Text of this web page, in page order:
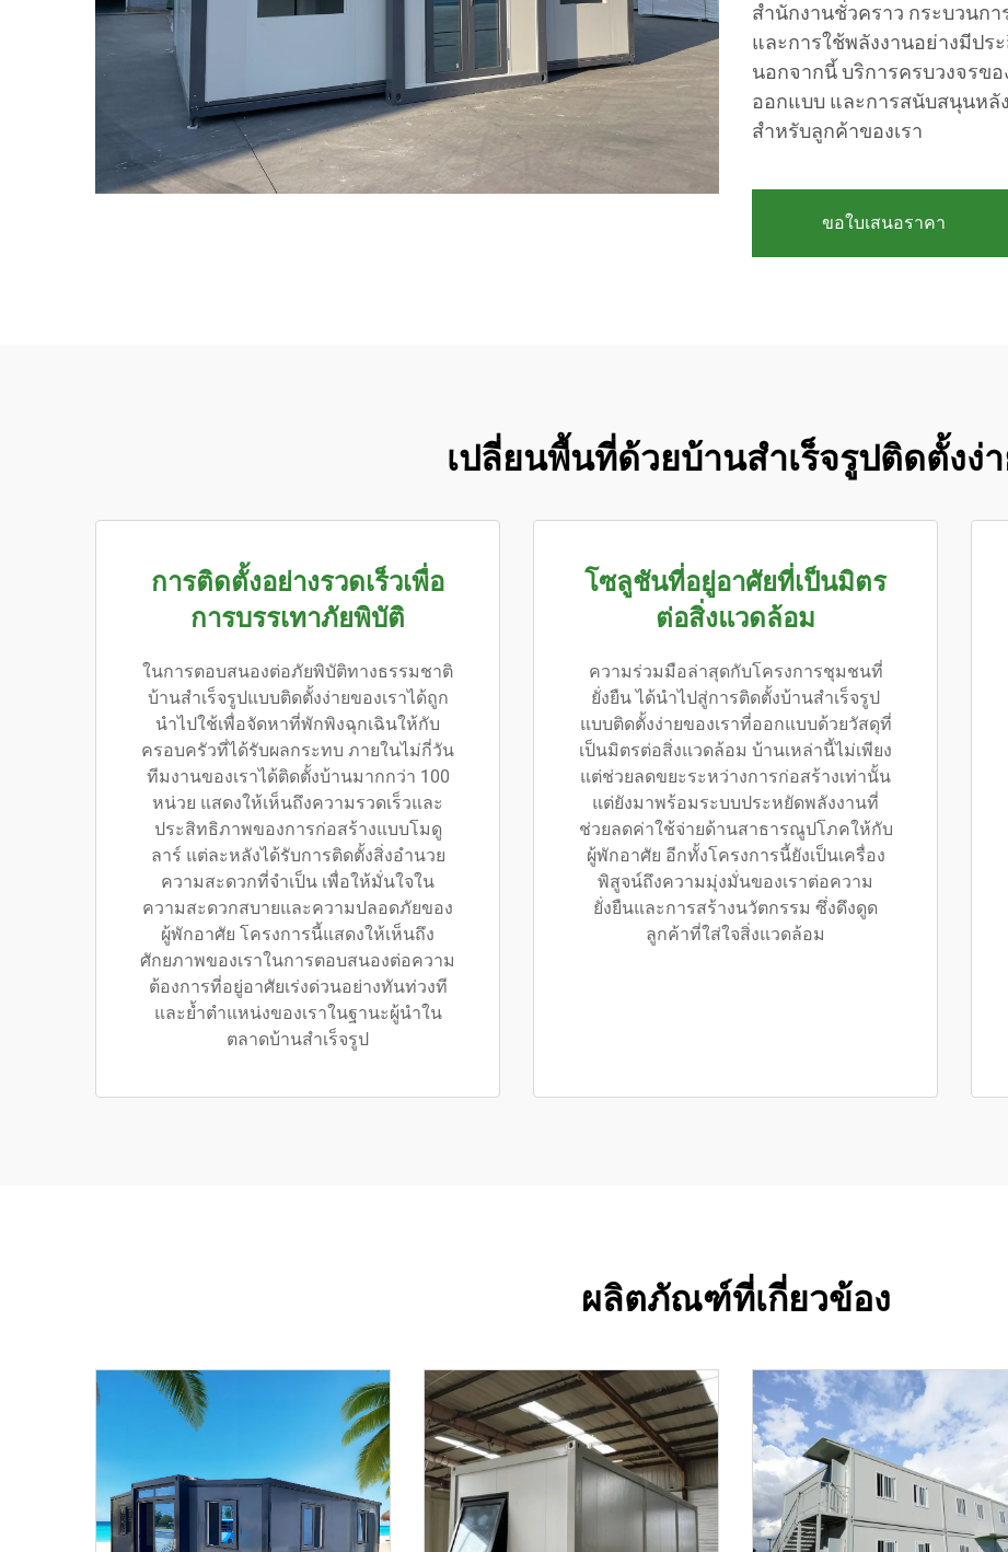
สำนักงานชั่วคราว กระบวนก
และการใช้พลังงานอย่างมีปร
นอกจากนี้ บริการครบวงจรข
ออกแบบ และการสนับสนุนหลั
สำหรับลูกค้าของเรา
ขอใบเสนอราคา
เปลี่ยนพื้นที่ด้วยบ้านสำเร็จรูปติดตั้งง่
การติดตั้งอย่างรวดเร็วเพื่อ
การบรรเทาภัยพิบัติ
ในการตอบสนองต่อภัยพิบัติทางธรรมชาติ
บ้านสำเร็จรูปแบบติดตั้งง่ายของเราได้ถูก
นำไปใช้เพื่อจัดหาที่พักพิงฉุกเฉินให้กับ
ครอบครัวที่ได้รับผลกระทบ ภายในไม่กี่วัน
ทีมงานของเราได้ติดตั้งบ้านมากกว่า 100
หน่วย แสดงให้เห็นถึงความรวดเร็วและ
ประสิทธิภาพของการก่อสร้างแบบโมดู
ลาร์ แต่ละหลังได้รับการติดตั้งสิ่งอำนวย
ความสะดวกที่จำเป็น เพื่อให้มั่นใจใน
ความสะดวกสบายและความปลอดภัยของ
ผู้พักอาศัย โครงการนี้แสดงให้เห็นถึง
ศักยภาพของเราในการตอบสนองต่อความ
ต้องการที่อยู่อาศัยเร่งด่วนอย่างทันท่วงที
และย้ำตำแหน่งของเราในฐานะผู้นำใน
ตลาดบ้านสำเร็จรูป
โซลูชันที่อยู่อาศัยที่เป็นมิตร
ต่อสิ่งแวดล้อม
ความร่วมมือล่าสุดกับโครงการชุมชนที่
ยั่งยืน ได้นำไปสู่การติดตั้งบ้านสำเร็จรูป
แบบติดตั้งง่ายของเราที่ออกแบบด้วยวัสดุที่
เป็นมิตรต่อสิ่งแวดล้อม บ้านเหล่านี้ไม่เพียง
แต่ช่วยลดขยะระหว่างการก่อสร้างเท่านั้น
แต่ยังมาพร้อมระบบประหยัดพลังงานที่
ช่วยลดค่าใช้จ่ายด้านสาธารณูปโภคให้กับ
ผู้พักอาศัย อีกทั้งโครงการนี้ยังเป็นเครื่อง
พิสูจน์ถึงความมุ่งมั่นของเราต่อความ
ยั่งยืนและการสร้างนวัตกรรม ซึ่งดึงดูด
ลูกค้าที่ใส่ใจสิ่งแวดล้อม
ผลิตภัณฑ์ที่เกี่ยวข้อง